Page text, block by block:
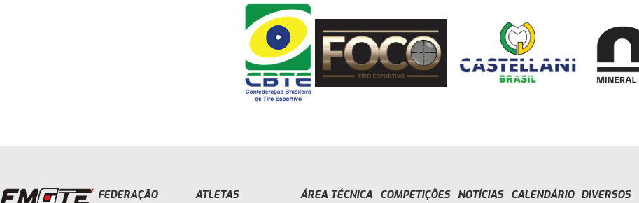
FEDERAÇÃO ATLETAS ÁREA TÉCNICA COMPETIÇÕES NOTÍCIAS CALENDÁRIO DIVERSOS